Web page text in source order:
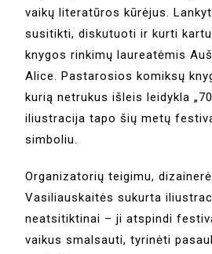
vaikų literatūros kūrėjus.
susitikti, diskutuoti ir kurti
knygos rinkimų laureatėmis
Alice. Pastarosios komiksų
kurią netrukus išleis leidykla
iliustracija tapo šių metų
simboliu.
Organizatorių teigimu,
Vasiliauskaitės sukurta
neatsitiktinai – ji atspindi
vaikus smalsauti, tyrinėti